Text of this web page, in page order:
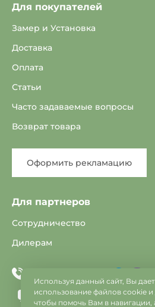
Для покупателей
Замер и Установка
Доставка
Оплата
Статьи
Часто задаваемые вопросы
Возврат товара
Оформить рекламацию
Для партнеров
Сотрудничество
Дилерам
Telegram
Viber
info@vse-dveri.by
Используя данный сайт, Вы
использование файлов cookie и
чтобы помочь Вам в навигации,